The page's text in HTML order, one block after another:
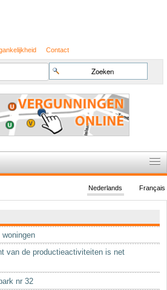
Contact
Français
Nederlands
van de productieactiviteiten is net
nr 32